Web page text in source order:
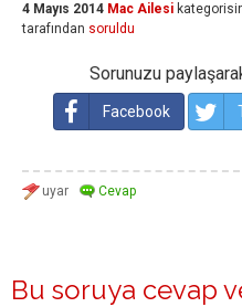
4 Mayıs 2014 Mac Ailesi
tarafından soruldu
Sorunuzu
Facebook
Bu soruya cevap